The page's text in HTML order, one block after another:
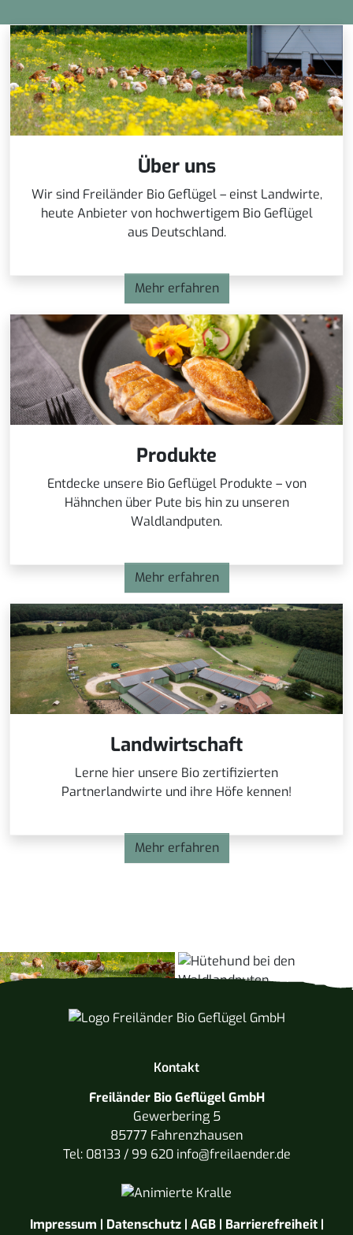
Über uns
Wir sind Freiländer Bio Geflügel – einst Landwirte,
heute Anbieter von hochwertigem Bio Geflügel
aus Deutschland.
Mehr erfahren
Produkte
Entdecke unsere Bio Geflügel Produkte – von
Hähnchen über Pute bis hin zu unseren
Waldlandputen.
Mehr erfahren
Landwirtschaft
Lerne hier unsere Bio zertifizierten
Partnerlandwirte und ihre Höfe kennen!
Mehr erfahren
Kontakt
Freiländer Bio Geflügel GmbH
Gewerbering 5
85777 Fahrenzhausen
Tel: 08133 / 99 620 ed.rednealierf@ofni
Impressum | Datenschutz| AGB| Barrierefreiheit|